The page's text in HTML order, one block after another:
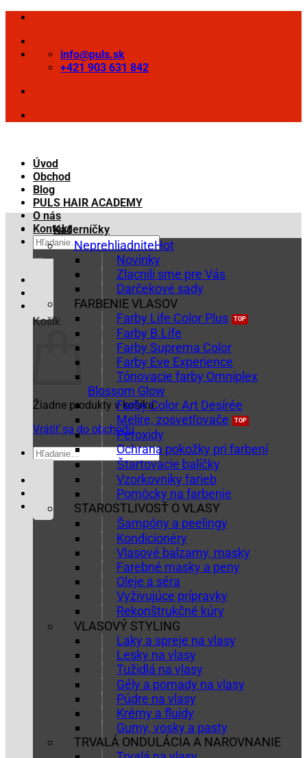
Skip
content
info@puls.sk
+421 903 631 842
Úvod
Obchod
Blog
PULS HAIR ACADEMY
O nás
Kontakt
Hľadať:
Košík
Žiadne produkty v košíku.
Vrátiť sa do obchodu
Hľadať:
Kaderníčky
Neprehliadnite
Novinky
Zlacnili sme pre Vás
Darčekové sady
FARBENIE VLASOV
Farby Life Color Plus
Farby B.Life
Farby Suprema Color
Farby Eve Experience
Tónovacie farby Omniplex
Blossom Glow
Farby Color Art Desírée
Melíre, zosvetľovače
Peroxidy
Ochrana pokožky pri farbení
Štartovacie balíčky
Vzorkovníky farieb
Pomôcky na farbenie
STAROSTLIVOSŤ O VLASY
Šampóny a peelingy
Kondicionéry
Vlasové balzamy, masky
Farebné masky a peny
Oleje a séra
Vyživujúce prípravky
Rekonštrukčné kúry
VLASOVÝ STYLING
Laky a spreje na vlasy
Lesky na vlasy
Tužidlá na vlasy
Gély a pomady na vlasy
Púdre na vlasy
Krémy a fluidy
Gumy, vosky a pasty
TRVALÁ ONDULÁCIA A NAROVNANIE